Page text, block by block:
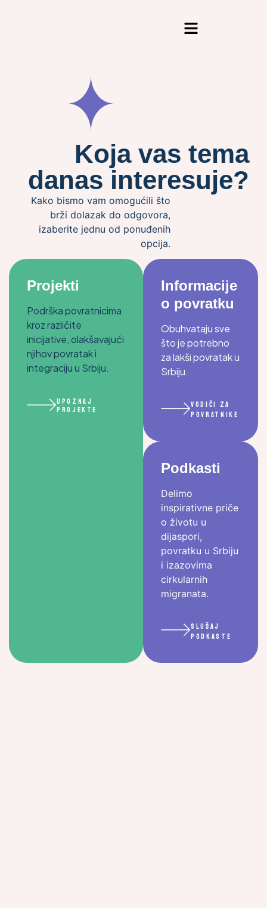
Koja vas tema
danas interesuje?
Kako bismo vam omogućili što
brži dolazak do odgovora,
izaberite jednu od ponuđenih
opcija.
Projekti
Podrška povratnicima
kroz različite
inicijative, olakšavajući
njihov povratak i
integraciju u Srbiju.
Upoznaj
projekte
Informacije
o povratku
Obuhvataju sve
što je potrebno
za lakši povratak u
Srbiju.
Vodiči za
povratnike
Podkasti
Delimo
inspirativne priče
o životu u
dijaspori,
povratku u Srbiju
i izazovima
cirkularnih
migranata.
slušaj
podkaste